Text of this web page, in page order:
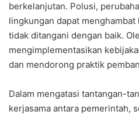
berkelanjutan. Polusi,
lingkungan dapat
tidak ditangani dengan baik.
mengimplementasikan
dan mendorong praktik
Dalam mengatasi tantangan-
kerjasama antara pemerintah,